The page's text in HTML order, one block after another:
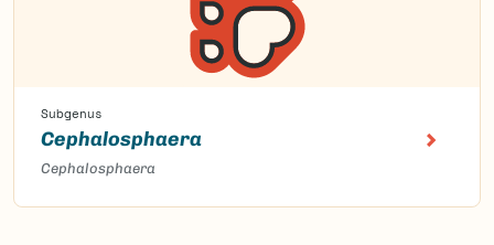
Subgenus
Cephalosphaera
Cephalosphaera